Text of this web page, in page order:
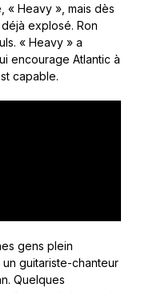
« Heavy », mais dès
explosé. Ron
« Heavy » a
encourage Atlantic à
capable.
gens plein
un guitariste-chanteur
Quelques